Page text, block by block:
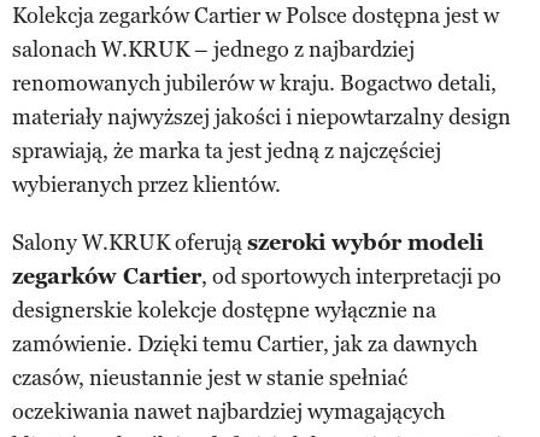
Kolekcja zegarków Cartier w Polsce dostępna jest w
salonach W.KRUK – jednego z najbardziej
renomowanych jubilerów w kraju. Bogactwo detali,
materiały najwyższej jakości i niepowtarzalny design
sprawiają, że marka ta jest jedną z najczęściej
wybieranych przez klientów.
Salony W.KRUK oferująszeroki wybór modeli
zegarków Cartier, od sportowych interpretacji po
designerskie kolekcje dostępne wyłącznie na
zamówienie. Dzięki temu Cartier, jak za dawnych
czasów, nieustannie jest w stanie spełniać
oczekiwania nawet najbardziej wymagających